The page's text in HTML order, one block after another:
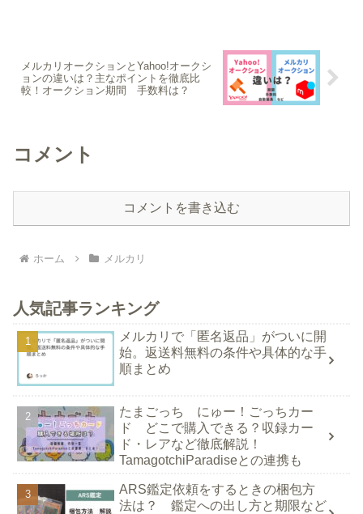
メルカリオークションとYahoo!オークシ
ョンの違いは？主なポイントを徹底比
較！オークション期間 手数料は？
コメント
コメントを書き込む
ホーム メルカリ
人気記事ランキング
メルカリで「匿名返品」がついに開
始。返送料無料の条件や具体的な手
順まとめ
たまごっち にゅー！ごっちカー
ド どこで購入できる？収録カー
ド・レアなど徹底解説！
TamagotchiParadiseとの連携も
ARS鑑定依頼をするときの梱包方
法は？ 鑑定への出し方と期限など